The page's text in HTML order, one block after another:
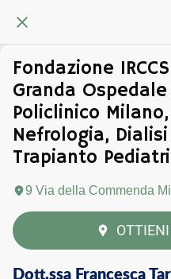
Fondazione
Granda
Policlinico Milano,
Nefrologia,
Trapianto
9 Via della Commenda
Dott.ssa Francesca